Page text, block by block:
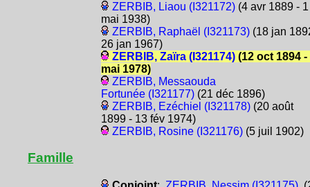
ZERBIB, Liaou (I321172)(4 avr 1889 - 1
mai 1938)
ZERBIB, Raphaël (I321173)(18 jan
26 jan 1967)
ZERBIB, Zaïra (I321174)(12 oct 1894 -
mai 1978)
ZERBIB, Messaouda
Fortunée (I321177)(21 déc 1896)
ZERBIB, Ezéchiel (I321178)(20 août
1899 - 13 fév 1974)
ZERBIB, Rosine (I321176)(5 juil 1902)
Famille